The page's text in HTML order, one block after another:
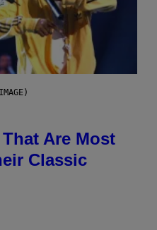
Are Most
Classic